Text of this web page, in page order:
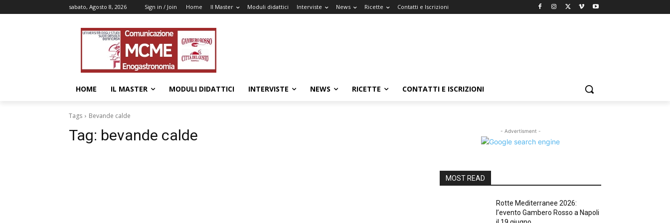
sabato, Agosto 8, 2026 Sign in / Join Home Il Master Moduli didattici Interviste News Ricette Contatti e Iscrizioni
HOME IL MASTER MODULI DIDATTICI INTERVISTE NEWS RICETTE CONTATTI E ISCRIZIONI
Tags Bevande calde
Tag: bevande calde - Advertisment -
MOST READ
Rotte Mediterranee 2026:
l’evento Gambero Rosso a Napoli